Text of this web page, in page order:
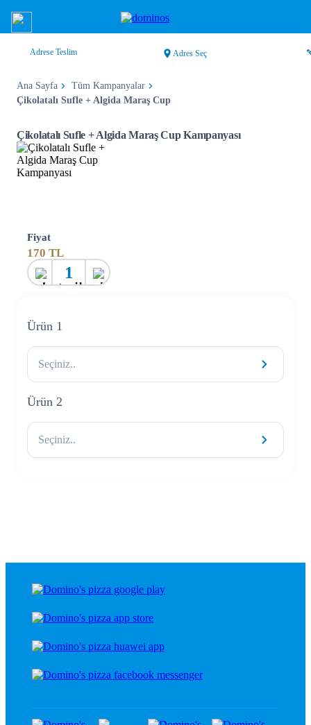
Adrese Teslim Adres Seç
Ana Sayfa
Tüm Kampanyalar
Çikolatalı Sufle + Algida Maraş Cup
Çikolatalı Sufle + Algida Maraş Cup Kampanyası
Fiyat
170 TL
1
Ürün 1
Seçiniz..
Ürün 2
Seçiniz..